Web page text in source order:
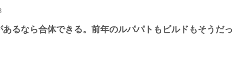
るなら合体できる。前年のルパパトもビルドもそうだっ